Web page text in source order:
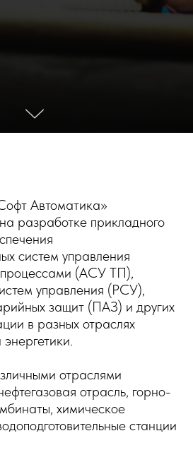
Автоматика»
разработке прикладного
систем управления
процессами (АСУ ТП),
управления (РСУ),
защит (ПАЗ) и других
в разных отраслях
отраслями
отрасль, горно-
химическое
станции